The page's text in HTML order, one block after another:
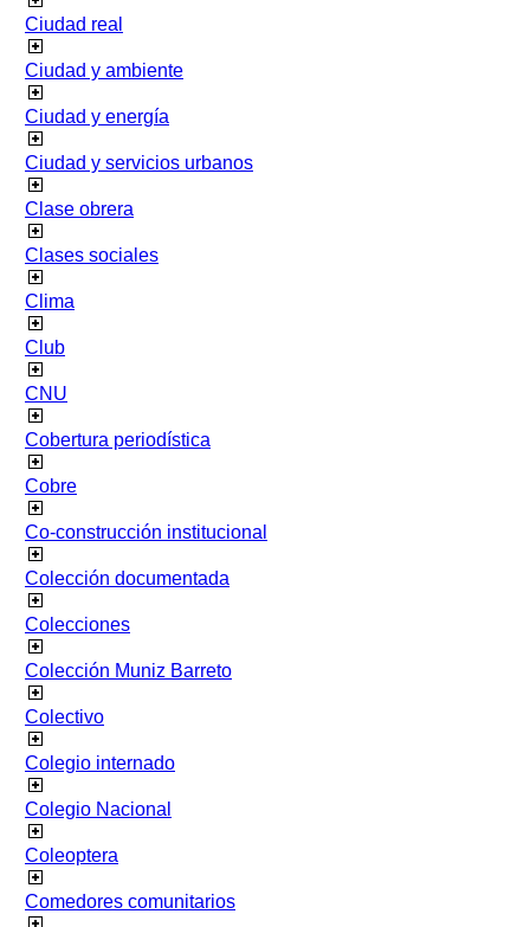
Ciudad real
Ciudad y ambiente
Ciudad y energía
Ciudad y servicios urbanos
Clase obrera
Clases sociales
Clima
Club
CNU
Cobertura periodística
Cobre
Co-construcción institucional
Colección documentada
Colecciones
Colección Muniz Barreto
Colectivo
Colegio internado
Colegio Nacional
Coleoptera
Comedores comunitarios